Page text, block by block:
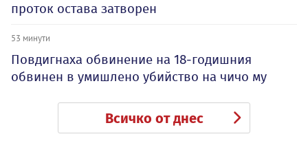
проток остава затворен
53 минути
Повдигнаха обвинение на 18-годишния
обвинен в умишлено убийство на чичо му
Всичко от днес